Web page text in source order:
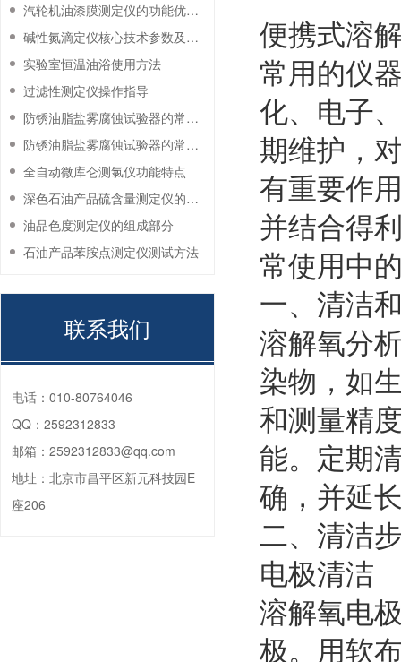
便携式溶
常用的仪
化、电子
期维护，
有重要作
并结合得
常使用中
一、清洁
溶解氧分
染物，如
和测量精
能。定期
确，并延
二、清洁
电极清洁
溶解氧电
极。用软
汽轮机油漆膜测定仪的功能优势有哪些？
碱性氮滴定仪核心技术参数及应用说明
实验室恒温油浴使用方法
过滤性测定仪操作指导
防锈油脂盐雾腐蚀试验器的常见故障与解决方法
防锈油脂盐雾腐蚀试验器的常见故障与解决方法
全自动微库仑测氯仪功能特点
深色石油产品硫含量测定仪的工作环境要求
油品色度测定仪的组成部分
石油产品苯胺点测定仪测试方法
联系我们
电话： 010-80764046
QQ： 2592312833
邮箱： 2592312833@qq.com
地址： 北京市昌平区新元科技园E
座206